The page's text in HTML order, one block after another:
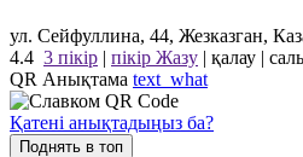
ул. Сейфуллина, 44, Жезказган,
4.4 3 пікір | пікір Жазу | қалау |
QR Анықтама text_what
Қатені анықтадыңыз ба?
Поднять в топ